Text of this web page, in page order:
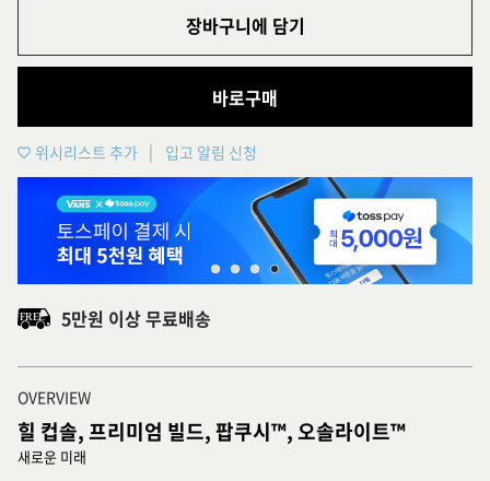
장바구니에 담기
바로구매
위시리스트 추가 입고 알림 신청
5만원 이상 무료배송
OVERVIEW
힐 컵솔, 프리미엄 빌드, 팝쿠시™, 오솔라이트™
새로운 미래